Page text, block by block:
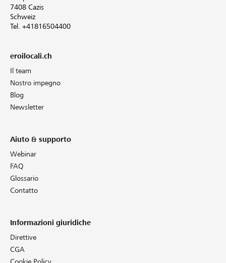
7408 Cazis
Schweiz
Tel. +41816504400
eroilocali.ch
Il team
Nostro impegno
Blog
Newsletter
Aiuto & supporto
Webinar
FAQ
Glossario
Contatto
Informazioni giuridiche
Direttive
CGA